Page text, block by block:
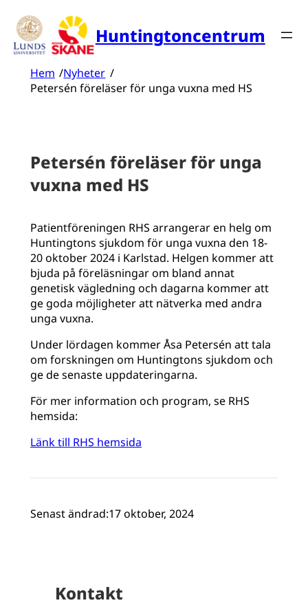
Hoppa
till
innehåll
Huntingtoncentrum
Hem /Nyheter /
Petersén föreläser för unga vuxna med HS
Petersén föreläser för unga
vuxna med HS
Patientföreningen RHS arrangerar en helg om
Huntingtons sjukdom för unga vuxna den 18-
20 oktober 2024 i Karlstad. Helgen kommer att
bjuda på föreläsningar om bland annat
genetisk vägledning och dagarna kommer att
ge goda möjligheter att nätverka med andra
unga vuxna.
Under lördagen kommer Åsa Petersén att tala
om forskningen om Huntingtons sjukdom och
ge de senaste uppdateringarna.
För mer information och program, se RHS
hemsida:
Länk till RHS hemsida
Senast ändrad:17 oktober, 2024
Kontakt